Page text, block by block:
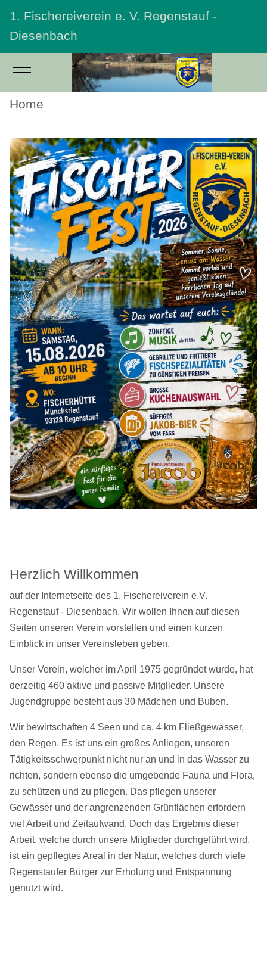
1. Fischereiverein e. V. Regenstauf -
Diesenbach
Mobile Menu Toggle
Home
Herzlich Willkommen
auf der Internetseite des 1. Fischereiverein e.V.
Regenstauf - Diesenbach. Wir wollen Ihnen auf diesen
Seiten unseren Verein vorstellen und einen kurzen
Einblick in unser Vereinsleben geben.
Unser Verein, welcher im April 1975 gegründet wurde, hat
derzeitig 460 aktive und passive Mitglieder. Unsere
Jugendgruppe besteht aus 30 Mädchen und Buben.
Wir bewirtschaften 4 Seen und ca. 4 km Fließgewässer,
den Regen. Es ist uns ein großes Anliegen, unseren
Tätigkeitsschwerpunkt nicht nur an und indas Wasser zu
richten, sondern ebenso die umgebende Fauna und Flora,
zuschützen und zu pflegen. Das pflegen unserer
Gewässer und der angrenzenden Grünflächen erfordern
vielArbeit und Zeitaufwand. Doch das Ergebnis dieser
Arbeit, welche durch unsere Mitglieder durchgeführt wird,
ist ein gepflegtes Areal in der Natur, welches durch viele
Regenstaufer Bürger zur Erholung und Entspannung
genutzt wird.